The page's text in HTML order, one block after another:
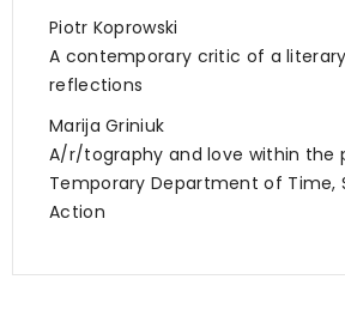
Piotr Koprowski
A contemporary critic of a
reflections
Marija Griniuk
A/r/tography and love within the
Temporary Department of Time,
Action